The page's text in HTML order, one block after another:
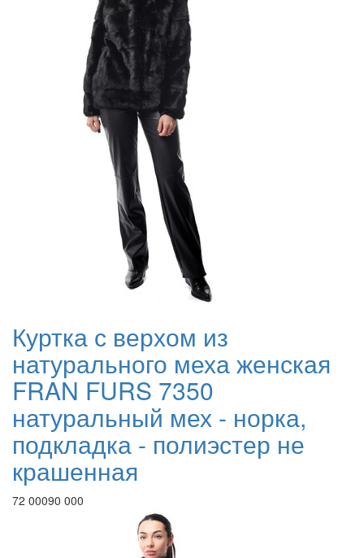
Куртка с верхом из
натурального меха женская
FRAN FURS 7350
натуральный мех - норка,
подкладка - полиэстер не
крашенная
72 00090 000